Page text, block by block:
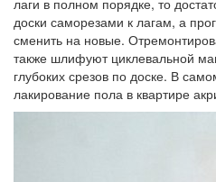
лаги в полном порядке, то
доски саморезами к лагам, а
сменить на новые.
также шлифуют циклевальной
глубоких срезов по доске. В
лакирование пола в квартире